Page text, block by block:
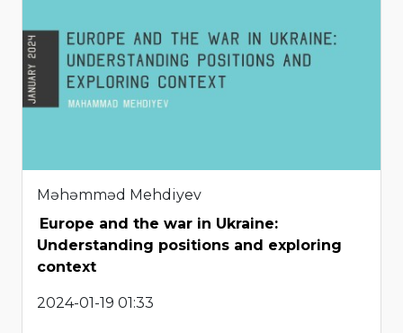
Məhəmməd Mehdiyev
Europe and the war in Ukraine:
Understanding positions and exploring
context
2024-01-19 01:33